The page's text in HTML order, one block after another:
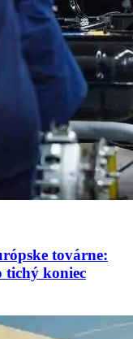
továrne:
tichý koniec